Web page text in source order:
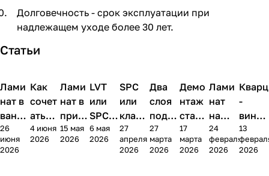
Долговечность - срок эксплуатации при
надлежащем уходе более 30 лет.
Статьи
Напольные
покрытия
Лами
нат в
ванно
й:
можн
26
июня
2026
Напольные
покрытия
Как
сочет
ать
лами
нат и
4 июня
2026
Напольные
покрытия
Лами
нат в
прихо
жей и
корид
15 мая
2026
Напольные
покрытия
LVT
или
SPC:
чем
отлич
6 мая
2026
Напольные
покрытия
SPC
или
класс
ическ
ий
27
апреля
2026
Напольные
покрытия
Два
слоя
подло
жки
под
27
марта
2026
Напольные
покрытия
Демо
нтаж
старо
го
покр
17
марта
2026
Напольные
покрытия
Лами
нат
на
балко
не:
24
февраля
2026
Кварц
-
винил
в
ванно
13
2026